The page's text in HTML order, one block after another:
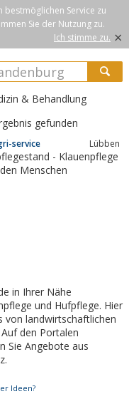
bestmöglichen Service zu
Sie der Nutzung zu.
Ich stimme zu. ×
& Behandlung
gefunden
service Lüb­ben
- Klauenpflege
Menschen
in Ihrer Nähe
und Hufpflege. Hier
von landwirtschaftlichen
den Portalen
Sie Angebote aus
Ideen?